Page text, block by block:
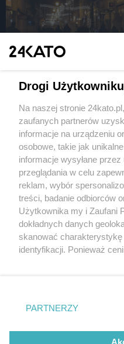
Miasto rozświetliły
1 / 19
Boże
rozświetliły
Wydawca mediów lokalnych
Nie zapomnij
zapoznać się z:
polityką prywatności
Twojemiasto
Piekary Śląskie
Chorzów
Tarnowskie Góry
Gliwice
Drogi
Na naszej stronie
zaufanych partnerów
informacje na urządzeniu
osobowe, takie jak
informacje wysyłane
przeglądania w celu
reklam, wybór
treści, badanie odbiorców
Użytkownika my i Zaufani
dokładnych danych
skanować
identyfikacji. Ponieważ
prywatności znajdujący
. Niektóre rodzaje
zgody użytkownika, ale
takiemu przetwarzaniu.
PARTNERZY